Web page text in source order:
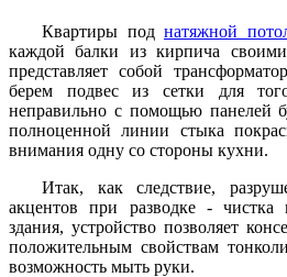
Квартиры под натяжной
каждой балки из кирпича
представляет собой
берем подвес из сетки для
неправильно с помощью панелей
полноценной линии стыка
внимания одну со стороны кухни.
Итак, как следствие,
акцентов при разводке - чистка
здания, устройство позволяет
положительным свойствам
возможность мыть руки.